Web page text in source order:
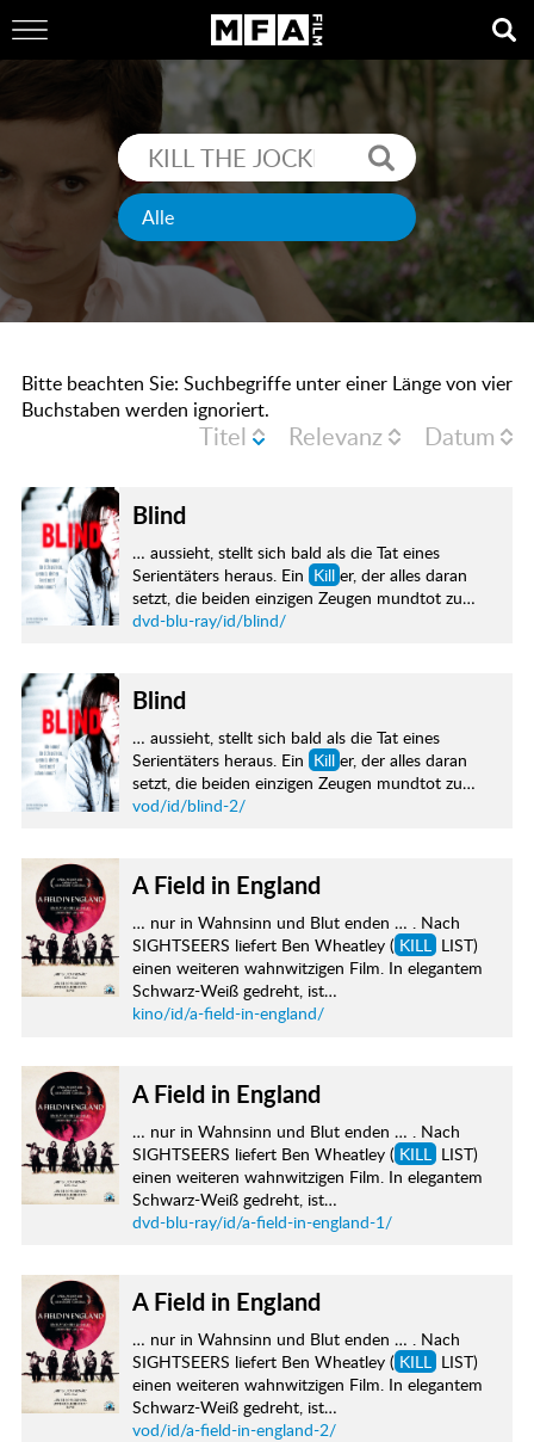
Bitte beachten Sie: Suchbegriffe unter einer Länge von vier
Buchstaben werden ignoriert.
Titel Relevanz Datum
Blind
… aussieht, stellt sich bald als die Tat eines
Serientäters heraus. Ein Kill er, der alles daran
setzt, die beiden einzigen Zeugen mundtot zu…
dvd-blu-ray/id/blind/
Blind
… aussieht, stellt sich bald als die Tat eines
Serientäters heraus. Ein Kill er, der alles daran
setzt, die beiden einzigen Zeugen mundtot zu…
vod/id/blind-2/
A Field in England
… nur in Wahnsinn und Blut enden … . Nach
SIGHTSEERS liefert Ben Wheatley ( KILL LIST)
einen weiteren wahnwitzigen Film. In elegantem
Schwarz-Weiß gedreht, ist…
kino/id/a-field-in-england/
A Field in England
… nur in Wahnsinn und Blut enden … . Nach
SIGHTSEERS liefert Ben Wheatley ( KILL LIST)
einen weiteren wahnwitzigen Film. In elegantem
Schwarz-Weiß gedreht, ist…
dvd-blu-ray/id/a-field-in-england-1/
A Field in England
… nur in Wahnsinn und Blut enden … . Nach
SIGHTSEERS liefert Ben Wheatley ( KILL LIST)
einen weiteren wahnwitzigen Film. In elegantem
Schwarz-Weiß gedreht, ist…
vod/id/a-field-in-england-2/